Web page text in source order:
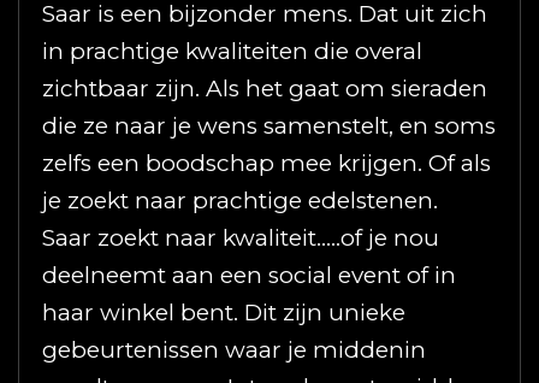
Saar is een bijzonder mens. Dat uit zich
in prachtige kwaliteiten die overal
zichtbaar zijn. Als het gaat om sieraden
die ze naar je wens samenstelt, en soms
zelfs een boodschap mee krijgen. Of als
je zoekt naar prachtige edelstenen.
Saar zoekt naar kwaliteit.....of je nou
deelneemt aan een social event of in
haar winkel bent. Dit zijn unieke
gebeurtenissen waar je middenin